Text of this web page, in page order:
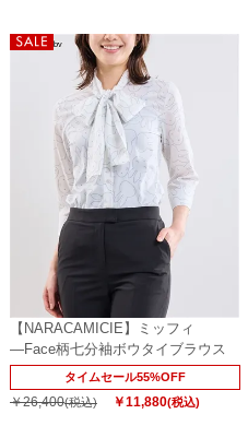
【NARACAMICIE】ミッフィ
―Face柄七分袖ボウタイブラウス
タイムセール55%OFF
￥26,400(税込) ￥11,880(税込)